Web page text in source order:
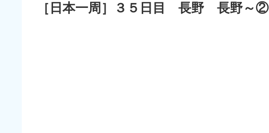
［日本一周］３５日目 長野 長野～②